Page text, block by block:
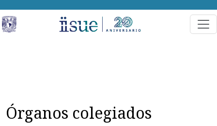
Órganos colegiados